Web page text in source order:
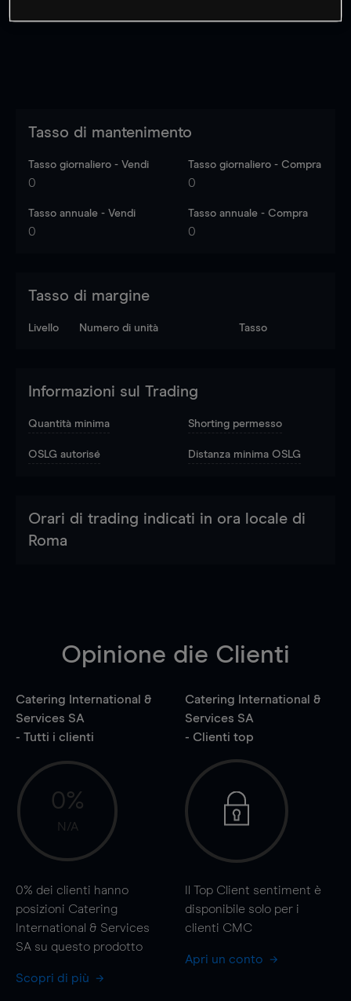
Tasso di mantenimento
Tasso giornaliero - Vendi
0
Tasso giornaliero - Compra
0
Tasso annuale - Vendi
0
Tasso annuale - Compra
0
Tasso di margine
Livello Numero di unità Tasso
Informazioni sul Trading
Quantità minima Shorting permesso
OSLG autorisé Distanza minima OSLG
Orari di trading indicati in ora locale di
Roma
Opinione die Clienti
Catering International &
Services SA
- Tutti i clienti
0%
N/A
0% dei clienti hanno
posizioni Catering
International & Services
SA su questo prodotto
Scopri di più
Catering International &
Services SA
- Clienti top
Il Top Client sentiment è
disponibile solo per i
clienti CMC
Apri un conto